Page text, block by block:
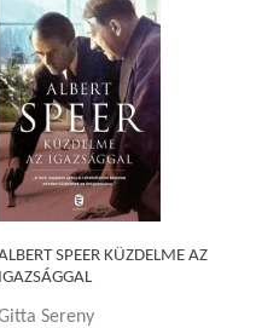
SPEER KÜZDELME AZ
IGAZSÁGGAL
Sereny